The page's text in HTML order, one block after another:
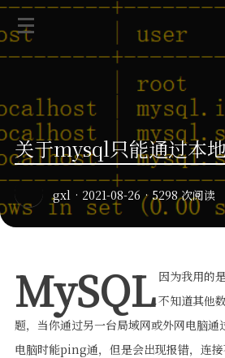
关于mysql只能通过本
gxl · 2021-08-26 · 5298 次阅读
MySQL 因为我用的
不知道其他
题，当你通过另一台局域网或外网电脑
电脑时能ping通，但是会出现报错，连